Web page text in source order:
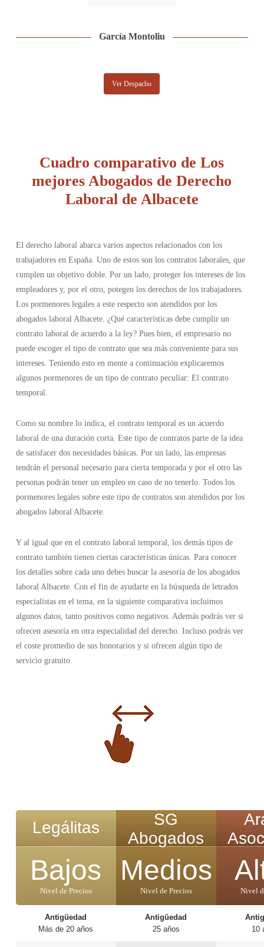
García Montoliu
Ver Despacho
Cuadro comparativo de Los
mejores Abogados de Derecho
Laboral de Albacete
El derecho laboral abarca varios aspectos relacionados con los
trabajadores en España. Uno de estos son los contratos laborales, que
cumplen un objetivo doble. Por un lado, proteger los intereses de los
empleadores y, por el otro, potegen los derechos de los trabajadores.
Los pormenores legales a este respecto son atendidos por los
abogados laboral Albacete. ¿Qué características debe cumplir un
contrato laboral de acuerdo a la ley? Pues bien, el empresario no
puede escoger el tipo de contrato que sea más conveniente para sus
intereses. Teniendo esto en mente a continuación explicaremos
algunos pormenores de un tipo de contrato peculiar: El contrato
temporal.
Como su nombre lo indica, el contrato temporal es un acuerdo
laboral de una duración corta. Este tipo de contratos parte de la idea
de satisfacer dos necesidades básicas. Por un lado, las empresas
tendrán el personal necesario para cierta temporada y por el otro las
personas podrán tener un empleo en caso de no tenerlo. Todos los
pormenores legales sobre este tipo de contratos son atendidos por los
abogados laboral Albacete.
Y al igual que en el contrato laboral temporal, los demás tipos de
contrato también tienen ciertas características únicas. Para conocer
los detalles sobre cada uno debes buscar la asesoría de los abogados
laboral Albacete. Con el fin de ayudarte en la búsqueda de letrados
especialistas en el tema, en la siguiente comparativa incluimos
algunos datos, tanto positivos como negativos. Además podrás ver si
ofrecen asesoría en otra especialidad del derecho. Incluso podrás ver
el coste promedio de sus honorarios y si ofrecen algún tipo de
servicio gratuito.
Legálitas
Bajos
Nivel de Precios
Antigüedad
Más de 20 años
SG
Abogados
Medios
Nivel de Precios
Antigüedad
25 años
Nivel
10